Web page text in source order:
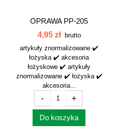
OPRAWA PP-205
4,95 zł brutto
artykuły znormalizowane ✔️
łożyska ✔️ akcesoria
łożyskowe ✔️ artykuły
znormalizowane ✔️ łożyska ✔️
akcesoria...
- +
Do koszyka